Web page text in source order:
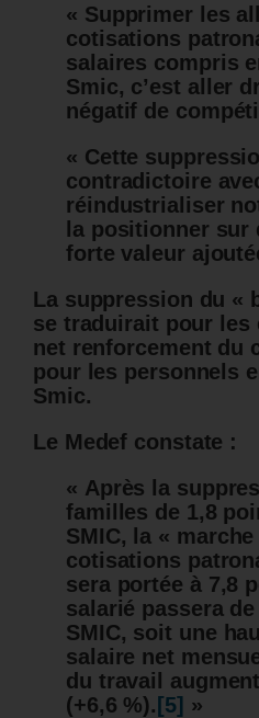
« Supprimer les
cotisations
salaires compris
Smic, c’est aller
négatif de
« Cette
contradictoire
réindustrialiser
la positionner sur
forte valeur
La suppression du «
se traduirait pour les
net renforcement du
pour les personnels
Smic.
Le Medef constate :
« Après la
familles de 1,8
SMIC, la «
cotisations
sera portée à 7,8
salarié passera de
SMIC, soit une
salaire net
du travail
(+6,6 %). [5] »